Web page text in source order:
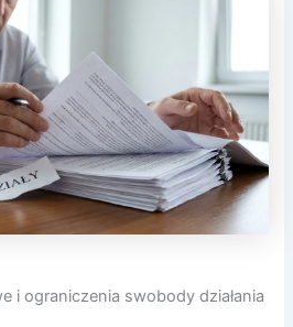
i ograniczenia swobody działania